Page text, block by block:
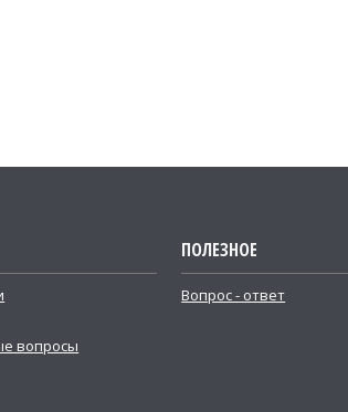
вопросы
ПОЛЕЗНОЕ
Вопрос - ответ